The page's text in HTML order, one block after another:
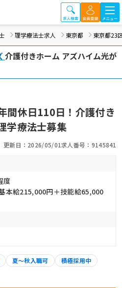
理学療法士求人 東京都 東京都23
介護付きホーム アズハイム光が
間休日110日！介護付き
学療法士募集
更新日：2026/05/01求人番号：9145841
度
本給215,000円＋技能給65,000
夏～秋入職可
積極採用中